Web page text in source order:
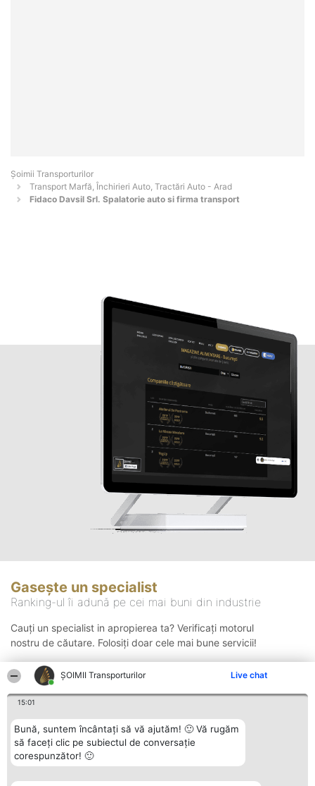
ȘOIMII Transporturilor Live chat
15:01
Bună, suntem încântați să vă ajutăm! 🙂 Vă rugăm
să faceți clic pe subiectul de conversație
corespunzător! 🙂
Șoimii Transporturilor
Transport Marfă, Închirieri Auto, Tractări Auto - Arad
Fidaco Davsil Srl. Spalatorie auto si firma transport
Gasește un specialist
Ranking-ul îi adună pe cei mai buni din industrie
Cauți un specialist in apropierea ta? Verificați motorul
nostru de căutare. Folosiți doar cele mai bune servicii!